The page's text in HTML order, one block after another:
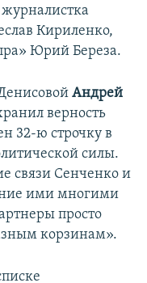
Кириленко,
Юрий Береза.
Андрей
верность
32-ю строчку в
силы.
связи Сенченко и
ими многими
просто
корзинам».